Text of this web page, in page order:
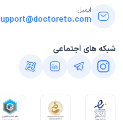
زمان انتظار:0-15 دقیقه
تا دکتر را رفتم تهش یا حرف زدن
میکردن واسه خوندن و آخرشم اون
نمیگرفتم. ولی پیش ایشون که
درمان اختلالات اضطرابی و استرس
ایمیل:
شبکه های اجتماعی